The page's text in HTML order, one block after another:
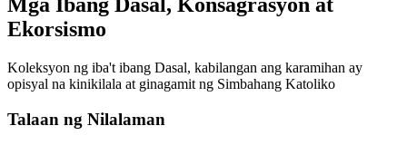
Ekorsismo
Koleksyon ng iba't ibang Dasal, kabilangan ang karamihan ay
opisyal na kinikilala at ginagamit ng Simbahang Katoliko
Talaan ng Nilalaman